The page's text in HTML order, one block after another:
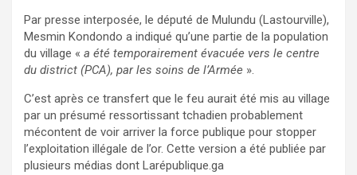
Par presse interposée, le député de Mulundu (Lastourville),
Mesmin Kondondo a indiqué qu’une partie de la population
du village « a été temporairement évacuée vers le centre
du district (PCA), par les soins de l’Armée ».
C’est après ce transfert que le feu aurait été mis au village
par un présumé ressortissant tchadien probablement
mécontent de voir arriver la force publique pour stopper
l’exploitation illégale de l’or. Cette version a été publiée par
plusieurs médias dont Larépublique.ga